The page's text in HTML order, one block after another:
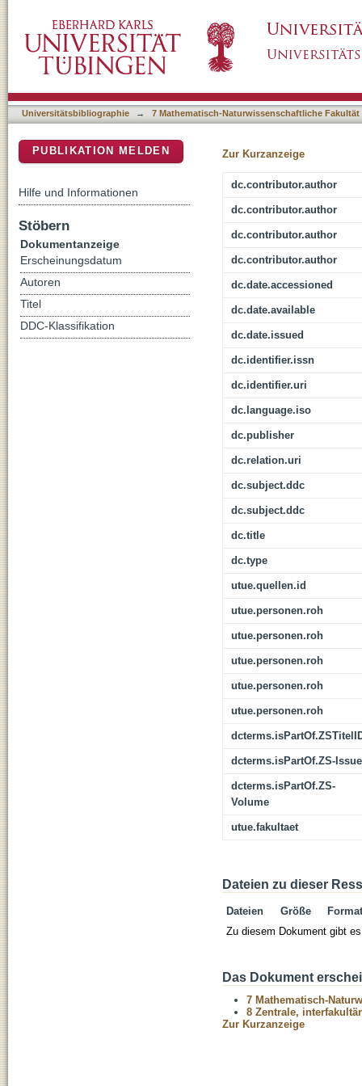
Universitätsbibliographie → 7 Mathematisch-Naturwissenschaftliche Fakultät
Zur Kurzanzeige
dc.contributor.author
dc.contributor.author
dc.contributor.author
dc.contributor.author
dc.date.accessioned
dc.date.available
dc.date.issued
dc.identifier.issn
dc.identifier.uri
dc.language.iso
dc.publisher
dc.relation.uri
dc.subject.ddc
dc.subject.ddc
dc.title
dc.type
utue.quellen.id
utue.personen.roh
utue.personen.roh
utue.personen.roh
utue.personen.roh
utue.personen.roh
dcterms.isPartOf.ZS-Issue
dcterms.isPartOf.ZS-
Volume
utue.fakultaet
Dateien zu dieser
Dateien Größe
Format
Zu diesem Dokument gibt
Das Dokument
7 Mathematisch-
8 Zentrale,
Zur Kurzanzeige
PUBLIKATION MELDEN
Hilfe und Informationen
Stöbern
Dokumentanzeige
Erscheinungsdatum
Autoren
Titel
DDC-Klassifikation